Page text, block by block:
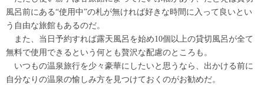
風呂前にある“使用中”の札が無ければ好きな時間に入って良いとい
う自由な旅館もあるのだ。
また、当日予約すれば露天風呂を始め10個以上の貸切風呂が全て
無料で使用できるという何とも贅沢な配慮のところも。
いつもの温泉旅行を少々豪華にしたいと思うなら、出かける前に
自分なりの温泉の愉しみ方を見つけておくのがお勧めだ。